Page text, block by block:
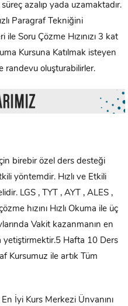
azalıp yada uzamaktadır.
Paragraf Tekniğini
ile Soru Çözme Hızınızı 3 kat
Kursuna Katılmak isteyen
randevu oluşturabilirler.
birebir özel ders desteği
yöntemdir. Hızlı ve Etkili
LGS , TYT , AYT , ALES ,
hızını Hızlı Okuma ile üç
Vakit kazanmanın en
yetiştirmektir.5 Hafta 10 Ders
Kursumuz ile artık Tüm
En İyi Kurs Merkezi Ünvanını